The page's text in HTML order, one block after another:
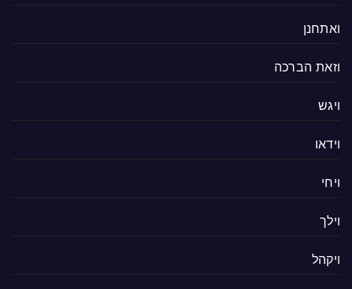
ואתחנן
וזאת הברכה
ויגש
וידאו
ויחי
וילך
ויקהל